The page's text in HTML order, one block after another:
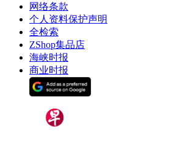
网络条款
个人资料保护声明
全检索
ZShop集品店
海峡时报
商业时报